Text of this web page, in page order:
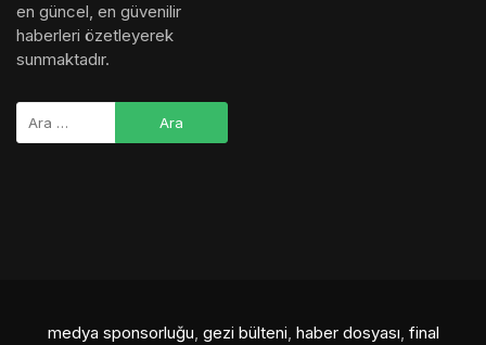
en güncel, en güvenilir
haberleri özetleyerek
sunmaktadır.
medya sponsorluğu, gezi bülteni, haber dosyası, final